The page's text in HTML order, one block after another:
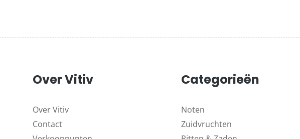
Over Vitiv
Over Vitiv
Contact
Categorieën
Noten
Zuidvruchten